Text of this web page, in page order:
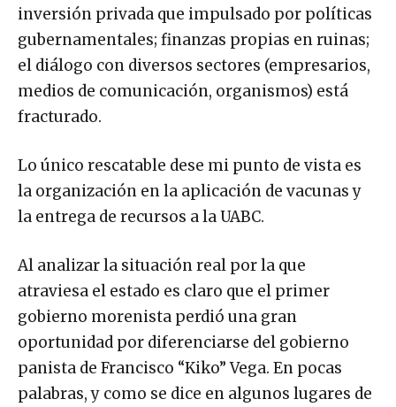
inversión privada que impulsado por políticas
gubernamentales; finanzas propias en ruinas;
el diálogo con diversos sectores (empresarios,
medios de comunicación, organismos) está
fracturado.
Lo único rescatable dese mi punto de vista es
la organización en la aplicación de vacunas y
la entrega de recursos a la UABC.
Al analizar la situación real por la que
atraviesa el estado es claro que el primer
gobierno morenista perdió una gran
oportunidad por diferenciarse del gobierno
panista de Francisco “Kiko” Vega. En pocas
palabras, y como se dice en algunos lugares de